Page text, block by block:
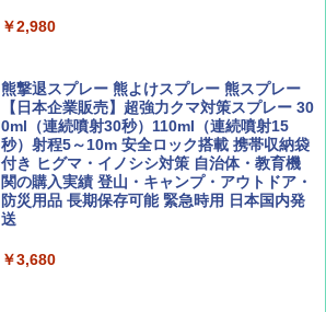
￥1,540
Coyote No.89 特集 星野道夫 夢見る旅
球の歩き方A ヨーロッパ
￥2,479
地球の歩き方 スター・ウォーズ
ーチ ピクニック ポップアップテント 携帯 簡
￥4,980
ENDLESS BASE 《めざましテレビで紹介》
テント ワンタッチ RENEW 幅200 2-3人用 43
500002(88859)
￥5,999
￥2,980
熊撃退スプレー 熊よけスプレー 熊スプレー
【日本企業販売】超強力クマ対策スプレー 30
0ml（連続噴射30秒）110ml（連続噴射15
秒）射程5～10m 安全ロック搭載 携帯収納袋
付き ヒグマ・イノシシ対策 自治体・教育機
関の購入実績 登山・キャンプ・アウトドア・
防災用品 長期保存可能 緊急時用 日本国内発
送
￥3,680